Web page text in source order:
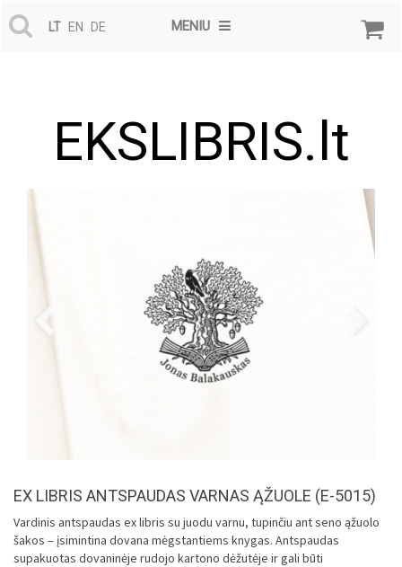
LT EN DE
EKSLIBRIS.lt
MENIU
EX LIBRIS ANTSPAUDAS VARNAS ĄŽUOLE (E-5015)
Vardinis antspaudas ex libris su juodu varnu, tupinčiu ant seno ąžuolo
šakos – įsimintina dovana mėgstantiems knygas. Antspaudas
supakuotas dovaninėje rudojo kartono dėžutėje ir gali būti